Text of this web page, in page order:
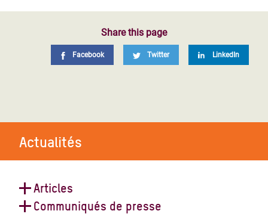
Share this page
Facebook Twitter LinkedIn
Actualités
Articles
Communiqués de presse